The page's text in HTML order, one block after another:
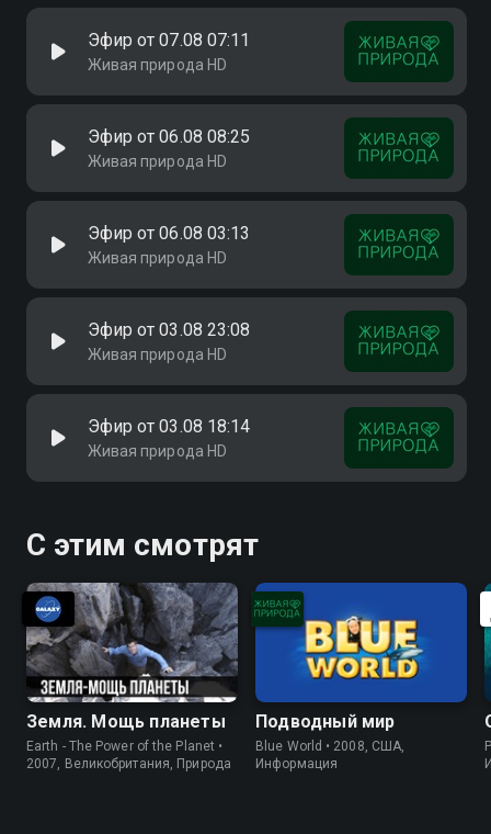
Эфир от 07.08 07:11
Живая природа HD
Эфир от 06.08 08:25
Живая природа HD
Эфир от 06.08 03:13
Живая природа HD
Эфир от 03.08 23:08
Живая природа HD
Эфир от 03.08 18:14
Живая природа HD
С этим смотрят
Земля. Мощь планеты
Earth - The Power of the Planet •
2007, Великобритания, Природа
Подводный мир
Blue World • 2008, США,
Информация